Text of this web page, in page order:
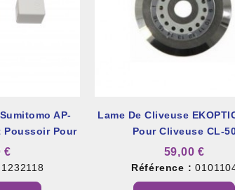
AP-
Poussoir Pour
F
€
1232118
Lame De Cliveuse
Pour Cliveuse CL-
59,00 €
Référence :